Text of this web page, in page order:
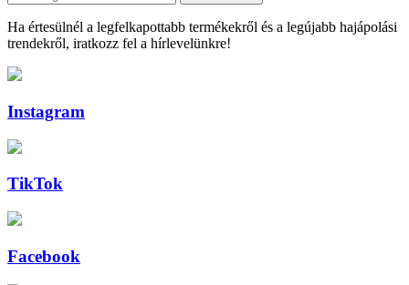
Ha értesülnél a legfelkapottabb termékekről és a legújabb hajápolási
trendekről, iratkozz fel a hírlevelünkre!
Instagram
TikTok
Facebook